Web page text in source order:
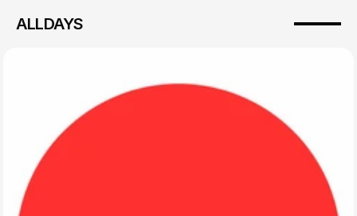
ALLDAYS